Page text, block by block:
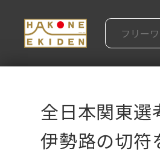
全日本関東選
伊勢路の切符